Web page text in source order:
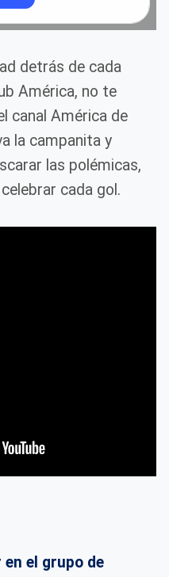
detrás de cada
América, no te
canal América de
la campanita y
las polémicas,
cada gol.
el grupo de